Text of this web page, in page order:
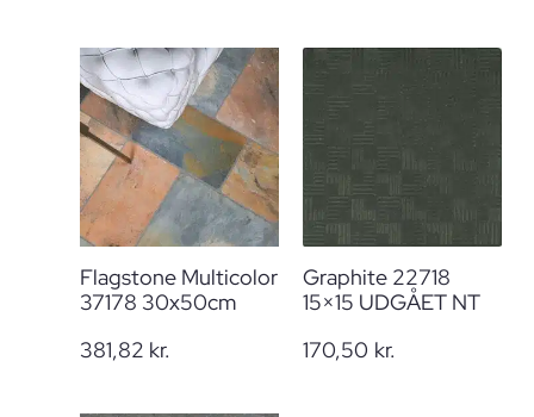
Flagstone Multicolor
37178 30x50cm
381,82 kr.
Graphite 22718
15×15 UDGÅET NT
170,50 kr.